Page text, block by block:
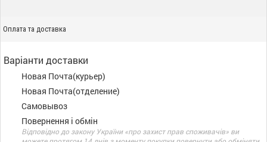
Оплата та доставка
Варіанти доставки
Новая Почта(курьер)
Новая Почта(отделение)
Самовывоз
Повернення і обмін
Відповідно до закону України «про захист прав споживачів» ви